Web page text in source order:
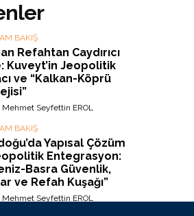
BAKIŞ
Refahtan Caydırıcı
Kuveyt’in Jeopolitik
ve “Kalkan-Köprü
Mehmet Seyfettin EROL
BAKIŞ
Yapısal Çözüm
Entegrasyon:
Basra Güvenlik,
ve Refah Kuşağı”
Mehmet Seyfettin EROL